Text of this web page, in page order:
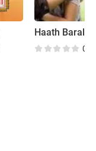
0.0